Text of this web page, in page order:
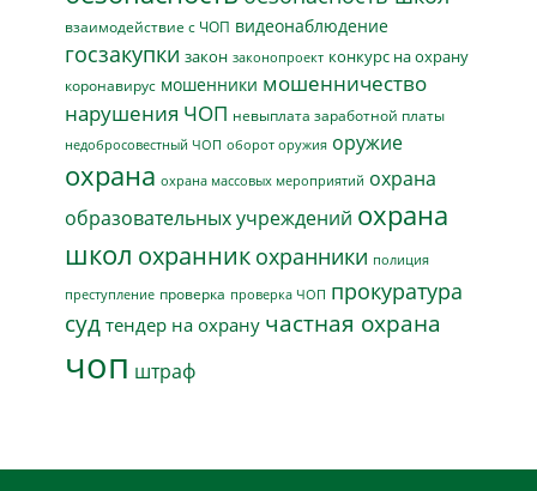
взаимодействие с ЧОП видеонаблюдение
госзакупки закон законопроект конкурс на охрану
коронавирус мошенники мошенничество
нарушения ЧОП невыплата заработной платы
недобросовестный ЧОП оборот оружия оружие
охрана охрана массовых мероприятий охрана
образовательных учреждений охрана
школ охранник охранники полиция
преступление проверка проверка ЧОП прокуратура
суд тендер на охрану частная охрана
чоп штраф